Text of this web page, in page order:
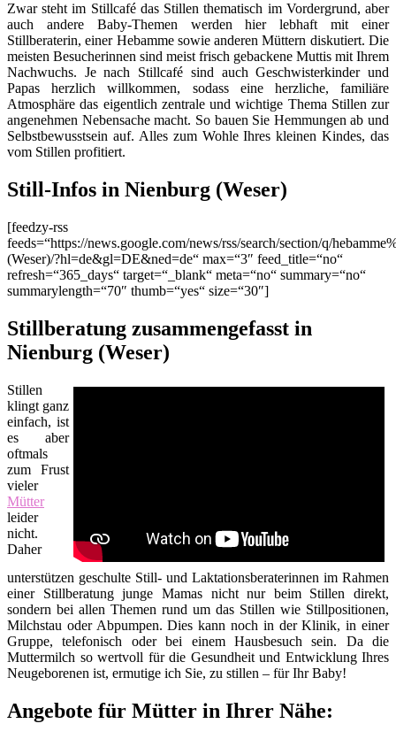
Zwar steht im Stillcafé das Stillen thematisch im Vordergrund, aber
auch andere Baby-Themen werden hier lebhaft mit einer
Stillberaterin, einer Hebamme sowie anderen Müttern diskutiert. Die
meisten Besucherinnen sind meist frisch gebackene Muttis mit Ihrem
Nachwuchs. Je nach Stillcafé sind auch Geschwisterkinder und
Papas herzlich willkommen, sodass eine herzliche, familiäre
Atmosphäre das eigentlich zentrale und wichtige Thema Stillen zur
angenehmen Nebensache macht. So bauen Sie Hemmungen ab und
Selbstbewusstsein auf. Alles zum Wohle Ihres kleinen Kindes, das
vom Stillen profitiert.
Still-Infos in Nienburg (Weser)
[feedzy-rss
feeds=“https://news.google.com/news/rss/search/section/q/
(Weser)/?hl=de&gl=DE&ned=de“ max=“3″ feed_title=“no“
refresh=“365_days“ target=“_blank“ meta=“no“ summary=“no“
summarylength=“70″ thumb=“yes“ size=“30″]
Stillberatung zusammengefasst in
Nienburg (Weser)
Stillen
klingt ganz
einfach, ist
es aber
oftmals
zum Frust
vieler
Mütter
leider
nicht.
Daher
unterstützen geschulte Still- und Laktationsberaterinnen im Rahmen
einer Stillberatung junge Mamas nicht nur beim Stillen direkt,
sondern bei allen Themen rund um das Stillen wie Stillpositionen,
Milchstau oder Abpumpen. Dies kann noch in der Klinik, in einer
Gruppe, telefonisch oder bei einem Hausbesuch sein. Da die
Muttermilch so wertvoll für die Gesundheit und Entwicklung Ihres
Neugeborenen ist, ermutige ich Sie, zu stillen – für Ihr Baby!
Angebote für Mütter in Ihrer Nähe: